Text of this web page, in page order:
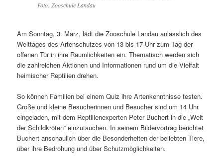
Foto: Zooschule Landau
Am Sonntag, 3. März, lädt die Zooschule Landau anlässlich des
Welttages des Artenschutzes von 13 bis 17 Uhr zum Tag der
offenen Tür in ihre Räumlichkeiten ein. Thematisch werden sich
die zahlreichen Aktionen und Informationen rund um die Vielfalt
heimischer Reptilien drehen.
So können Familien bei einem Quiz ihre Artenkenntnisse testen.
Große und kleine Besucherinnen und Besucher sind um 14 Uhr
eingeladen, mit dem Reptilienexperten Peter Buchert in die „Welt
der Schildkröten“ einzutauchen. In seinem Bildervortrag berichtet
Buchert anschaulich über die Besonderheiten der beliebten Tiere,
über ihre Bedrohung und über Schutzmöglichkeiten.